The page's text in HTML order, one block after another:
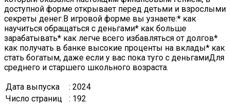
доступной форме открывает перед детьми и взрослыми
секреты денег.В игровой форме вы узнаете:* как
научиться обращаться с деньгами* как больше
зарабатывать* как легче всего избавляться от долгов*
как получать в банке высокие проценты на вклады* как
стать богатым, даже если у вас пока туго с деньгамиДля
среднего и старшего школьного возраста.
Дата выпуска
: 2024
Число страниц
: 192